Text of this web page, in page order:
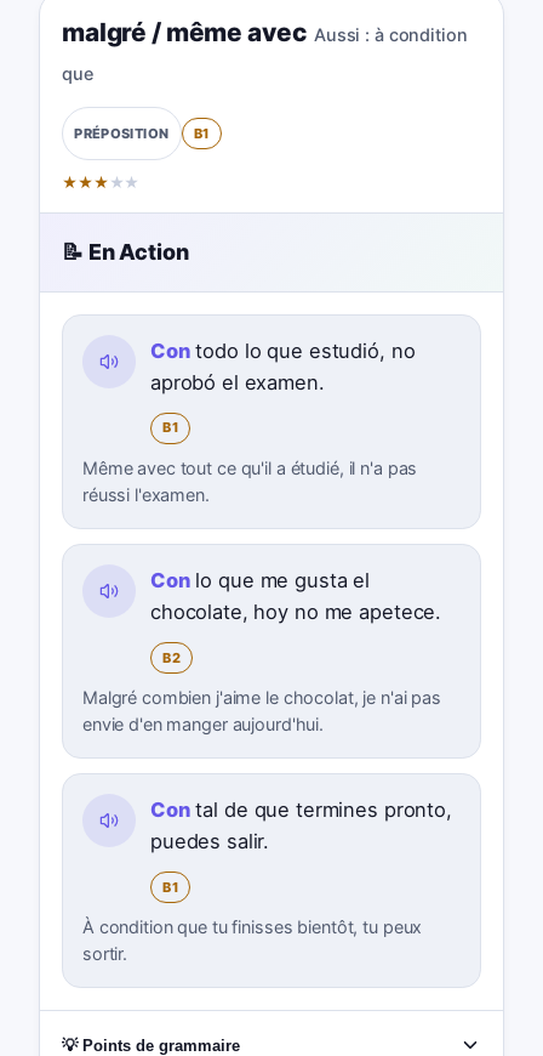
malgré / même avec Aussi : à condition
que
PRÉPOSITION B1
★★★ ★ ★
📝 En Action
Contodo lo que estudió, no
aprobó el examen.
B1
Même avec tout ce qu'il a étudié, il n'a pas
réussi l'examen.
Conlo que me gusta el
chocolate, hoy no me apetece.
B2
Malgré combien j'aime le chocolat, je n'ai pas
envie d'en manger aujourd'hui.
Contal de que termines pronto,
puedes salir.
B1
À condition que tu finisses bientôt, tu peux
sortir.
💡 Points de grammaire